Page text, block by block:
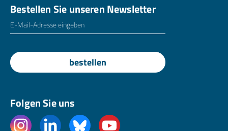
Bestellen Sie unseren Newsletter
E-Mailadresse
bestellen
Folgen Sie uns